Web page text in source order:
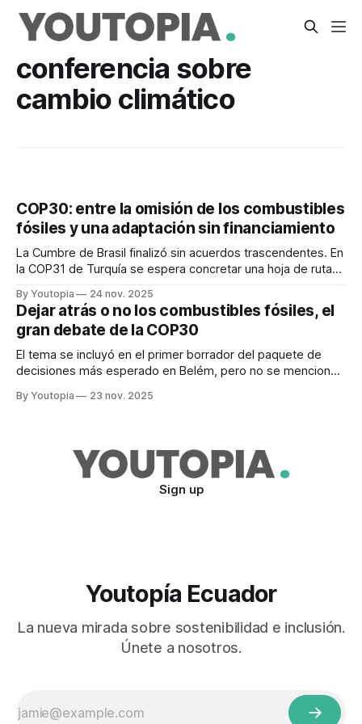
conferencia sobre
cambio climático
COP30: entre la omisión de los combustibles
fósiles y una adaptación sin financiamiento
La Cumbre de Brasil finalizó sin acuerdos trascendentes. En
la COP31 de Turquía se espera concretar una hoja de ruta
By Youtopia 24 nov. 2025
Dejar atrás o no los combustibles fósiles, el
gran debate de la COP30
El tema se incluyó en el primer borrador del paquete de
decisiones más esperado en Belém, pero no se mencionó
By Youtopia 23 nov. 2025
Sign up
Youtopía Ecuador
La nueva mirada sobre sostenibilidad e inclusión.
Únete a nosotros.